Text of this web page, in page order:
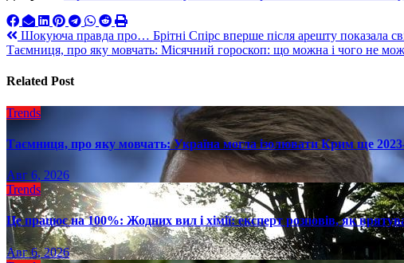
Навигация
по
записям
Шокуюча правда про… Брітні Спірс вперше після арешту показала
Таємниця, про яку мовчать: Місячний гороскоп: що можна і чого не
Related Post
Trends
Таємниця, про яку мовчать: Україна могла ізолювати Крим ще
Авг 6, 2026
Trends
Це працює на 100%: Жодних вил і хімії: експерт розповів, як
Авг 6, 2026